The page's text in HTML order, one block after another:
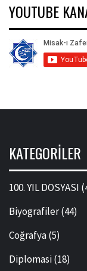
YOUTUBE
KATEGORILER
100. YIL DOSYASI
Biyografiler(44)
Coğrafya(5)
Diplomasi(18)